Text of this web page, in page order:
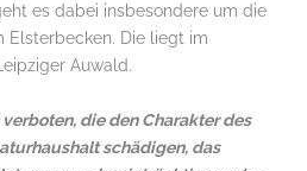
es dabei insbesondere um die
Elsterbecken. Die liegt im
Auwald.
die den Charakter des
schädigen, das